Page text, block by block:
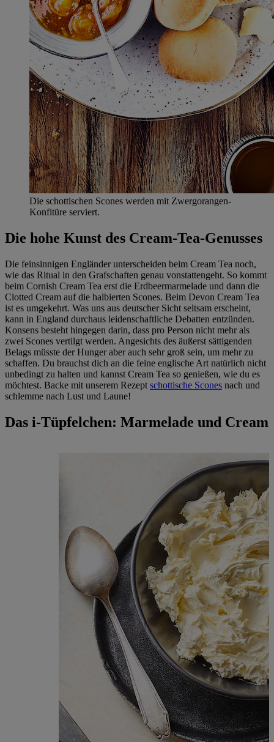
Die schottischen Scones werden mit Zwergorangen-
Konfitüre serviert.
Die hohe Kunst des Cream-Tea-Genusses
Die feinsinnigen Engländer unterscheiden beim Cream Tea noch,
wie das Ritual in den Grafschaften genau vonstattengeht. So kommt
beim Cornish Cream Tea erst die Erdbeermarmelade und dann die
Clotted Cream auf die halbierten Scones. Beim Devon Cream Tea
ist es umgekehrt. Was uns aus deutscher Sicht seltsam erscheint,
kann in England durchaus leidenschaftliche Debatten entzünden.
Konsens besteht hingegen darin, dass pro Person nicht mehr als
zwei Scones vertilgt werden. Angesichts des äußerst sättigenden
Belags müsste der Hunger aber auch sehr groß sein, um mehr zu
schaffen. Du brauchst dich an die feine englische Art natürlich nicht
unbedingt zu halten und kannst Cream Tea so genießen, wie du es
möchtest. Backe mit unserem Rezept schottische Scones nach und
schlemme nach Lust und Laune!
Das i-Tüpfelchen: Marmelade und Cream